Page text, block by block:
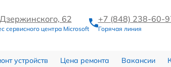
62
сервисного центра Microsoft
+7 (848) 238-60-
Горячая линия
устройств Цена ремонта Вакансии